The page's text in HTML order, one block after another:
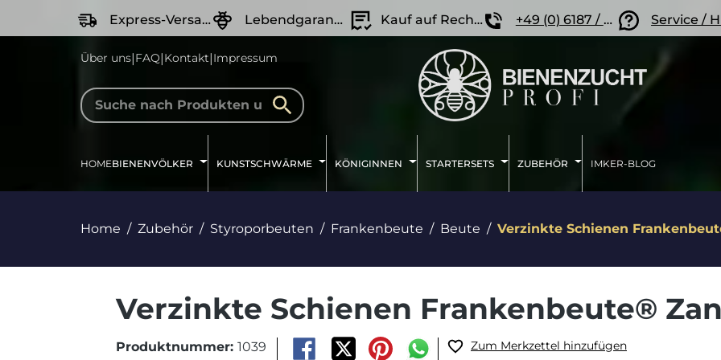
Zur Hauptnavigation springen
Express-Versand Lebendgarantie Kauf auf Rechnung +49 (0) 6187 / 207 57 86 Service /
Über uns|FAQ|Kontakt|Impressum
HOMEBIENENVÖLKER KUNSTSCHWÄRME KÖNIGINNEN STARTERSETS ZUBEHÖR IMKER-BLOG
Home Zubehör Styroporbeuten Frankenbeute Beute Verzinkte Schienen
Verzinkte Schienen Frankenbeute®
Produktnummer: 1039 Zum Merkzettel hinzufügen